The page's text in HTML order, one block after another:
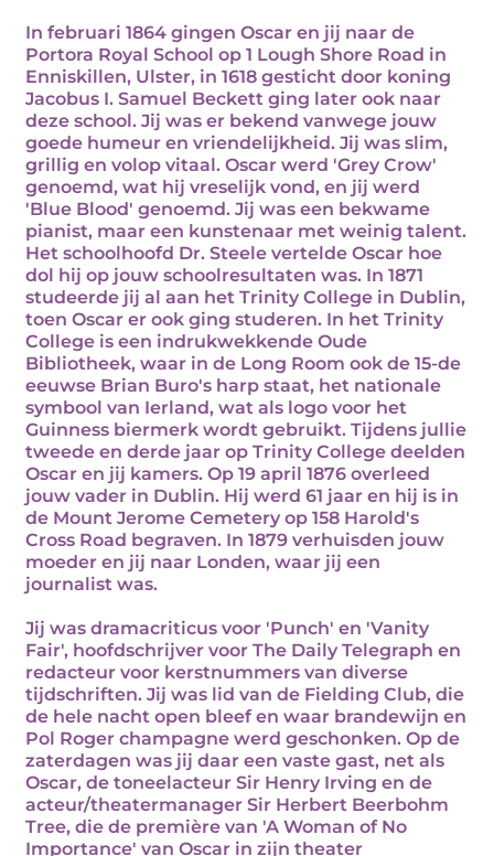
In februari 1864 gingen Oscar en jij naar de
Portora Royal School op 1 Lough Shore Road in
Enniskillen, Ulster, in 1618 gesticht door koning
Jacobus I. Samuel Beckett ging later ook naar
deze school. Jij was er bekend vanwege jouw
goede humeur en vriendelijkheid. Jij was slim,
grillig en volop vitaal. Oscar werd 'Grey Crow'
genoemd, wat hij vreselijk vond, en jij werd
'Blue Blood' genoemd. Jij was een bekwame
pianist, maar een kunstenaar met weinig talent.
Het schoolhoofd Dr. Steele vertelde Oscar hoe
dol hij op jouw schoolresultaten was. In 1871
studeerde jij al aan het Trinity College in Dublin,
toen Oscar er ook ging studeren. In het Trinity
College is een indrukwekkende Oude
Bibliotheek, waar in de Long Room ook de 15-de
eeuwse Brian Buro's harp staat, het nationale
symbool van Ierland, wat als logo voor het
Guinness biermerk wordt gebruikt. Tijdens jullie
tweede en derde jaar op Trinity College deelden
Oscar en jij kamers. Op 19 april 1876 overleed
jouw vader in Dublin. Hij werd 61 jaar en hij is in
de Mount Jerome Cemetery op 158 Harold's
Cross Road begraven. In 1879 verhuisden jouw
moeder en jij naar Londen, waar jij een
journalist was.
Jij was dramacriticus voor 'Punch' en 'Vanity
Fair', hoofdschrijver voor The Daily Telegraph en
redacteur voor kerstnummers van diverse
tijdschriften. Jij was lid van de Fielding Club, die
de hele nacht open bleef en waar brandewijn en
Pol Roger champagne werd geschonken. Op de
zaterdagen was jij daar een vaste gast, net als
Oscar, de toneelacteur Sir Henry Irving en de
acteur/theatermanager Sir Herbert Beerbohm
Tree, die de première van 'A Woman of No
Importance' van Oscar in zijn theater